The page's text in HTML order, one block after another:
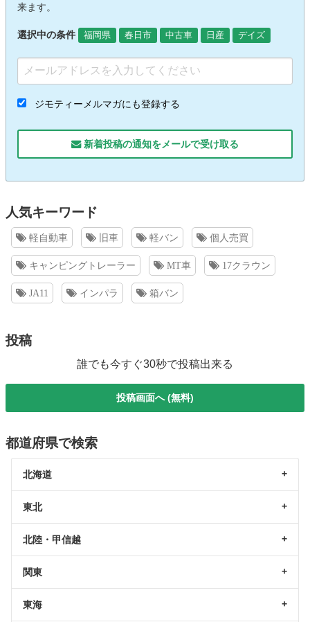
来ます。
選択中の条件 福岡県 春日市 中古車 日産 デイズ
ジモティーメルマガにも登録する
新着投稿の通知をメールで受け取る
人気キーワード
軽自動車 旧車 軽バン 個人売買
キャンピングトレーラー MT車 17クラウン
JA11 インパラ 箱バン
投稿
誰でも今すぐ30秒で投稿出来る
投稿画面へ (無料)
都道府県で検索
北海道
東北
北陸・甲信越
関東
東海